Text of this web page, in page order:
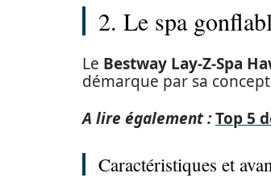
2. Le spa
Le Bestway Lay-Z-Spa
démarque par sa
A lire également :Top 5
Caractéristiques et